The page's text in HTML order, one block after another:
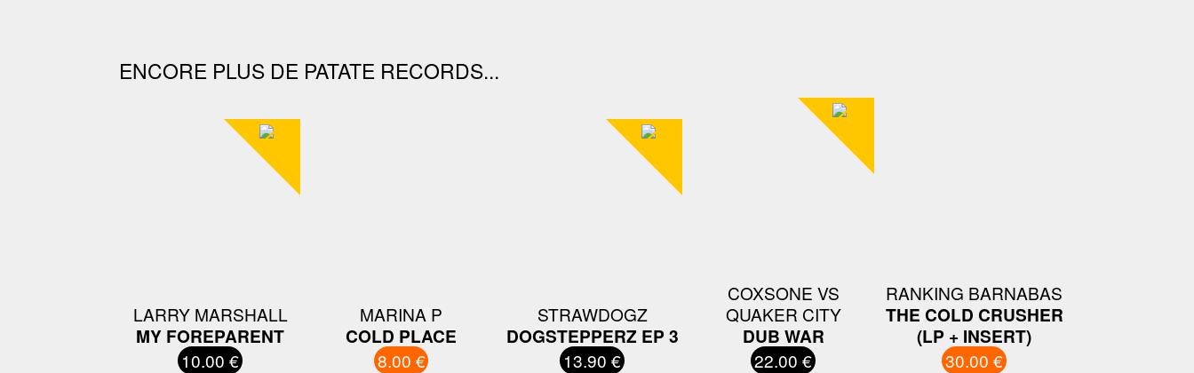
ENCORE PLUS DE PATATE RECORDS...
LARRY MARSHALL
MY FOREPARENT
10.00 €
MARINA P
COLD PLACE
8.00 €
STRAWDOGZ
DOGSTEPPERZ EP 3
13.90 €
COXSONE VS
QUAKER CITY
DUB WAR
22.00 €
RANKING BARNABAS
THE COLD CRUSHER
(LP + INSERT)
30.00 €